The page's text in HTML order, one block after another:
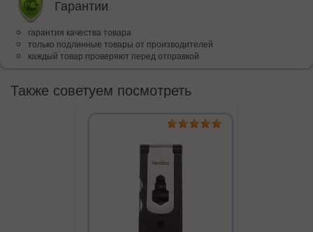
Гарантии
гарантия качества товара
только подлинные товары от производителей
каждый товар проверяют перед отправкой
Также советуем посмотреть